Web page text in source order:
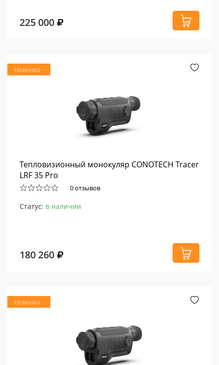
225 000
Новинка
Тепловизионный монокуляр CONOTECH Tracer
LRF 35 Pro
0 отзывов
Статус: в наличии
180 260
Новинка